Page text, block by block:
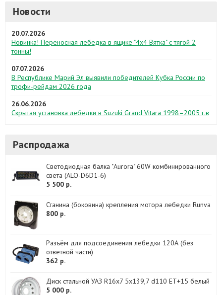
Новости
20.07.2026
Новинка! Переносная лебедка в ящике "4х4 Вятка" с тягой 2
тонны!
07.07.2026
В Республике Марий Эл выявили победителей Кубка России по
трофи-рейдам 2026 года
26.06.2026
Скрытая установка лебедки в Suzuki Grand Vitara 1998–2005 г.в
Распродажа
Светодиодная балка "Aurora" 60W комбинированного
света (ALO-D6D1-6)
5 500 р.
Станина (боковина) крепления мотора лебедки Runva
800 р.
Разъём для подсоединения лебедки 120А (без
ответной части)
362 р.
Диск стальной УАЗ R16х7 5x139,7 d110 ET+15 белый
5 000 р.